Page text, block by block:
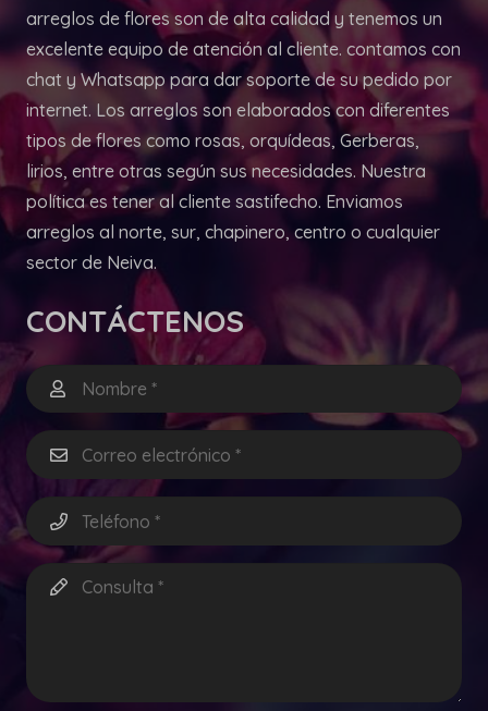
arreglos de flores son de alta calidad y tenemos un
excelente equipo de atención al cliente. contamos con
chat y Whatsapp para dar soporte de su pedido por
internet. Los arreglos son elaborados con diferentes
tipos de flores como rosas, orquídeas, Gerberas,
lirios, entre otras según sus necesidades. Nuestra
política es tener al cliente sastifecho. Enviamos
arreglos al norte, sur, chapinero, centro o cualquier
sector de Neiva.
CONTÁCTENOS